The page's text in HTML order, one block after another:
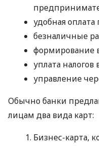
удобная
безналичные
формирование
уплата налогов
управление
Обычно банки
лицам два вида карт:
Бизнес-карта,